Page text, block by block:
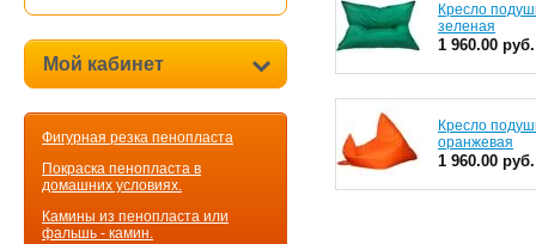
Мой кабинет
Фигурная резка пенопласта
Покраска пенопласта в
домашних условиях.
Камины из пенопласта или
фальшь - камин.
Кресло
зеленая
1 960.00 руб.
Кресло
оранжевая
1 960.00 руб.